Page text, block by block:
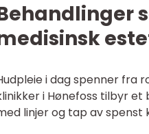
i dag spenner fra
i Hønefoss tilbyr
linjer og tap av spenst